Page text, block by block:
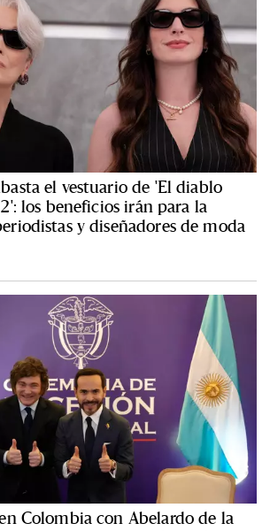
el vestuario de 'El diablo
los beneficios irán para la
y diseñadores de moda
Colombia con Abelardo de la